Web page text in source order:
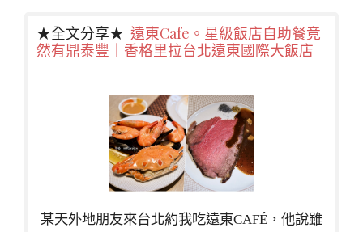
★全文分享★ 遠東Cafe。星級飯店自助餐竟
然有鼎泰豐｜香格里拉台北遠東國際大飯店
某天外地朋友來台北約我吃遠東CAFÉ，他說雖